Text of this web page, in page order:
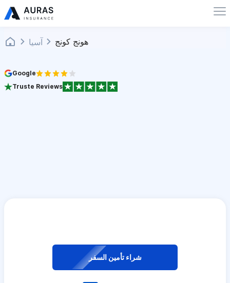
آسيا هونج كونج
Google
Truste Reviews
شراء تأمين السفر